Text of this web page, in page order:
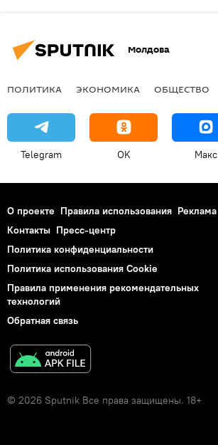
Молдова
ПОЛИТИКА ЭКОНОМИКА ОБЩЕСТВО
Telegram OK Макс
О проекте Правила использования Реклама
Контакты Пресс-центр
Политика конфиденциальности
Политика использования Cookie
Правила применения рекомендательных
технологий
Обратная связь
© 2026 Sputnik Все права защищены. 18+